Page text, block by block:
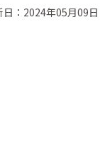
日：2024年05月09日